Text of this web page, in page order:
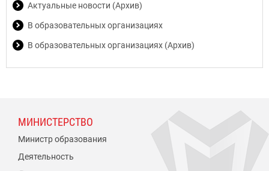
Актуальные новости (Архив)
В образовательных организациях
В образовательных организациях (Архив)
МИНИСТЕРСТВО
Министр образования
Деятельность